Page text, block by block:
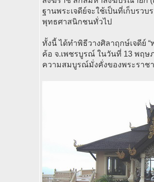
ฐานพระเจดีย์จะใช้เป็นที่เก็บรว
พุทธศาสนิกชนทั่วไป
ทั้งนี้ ได้ทำพิธีวางศิลาฤกษ์เจดีย์
ค้อ จ.เพชรบูรณ์ ในวันที่ 13 พฤษ
ความสมบูรณ์มั่งคั่งของพระราช